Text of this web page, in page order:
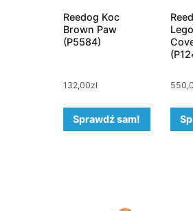
Reedog Koc
Brown Paw
(P5584)
132,00zł
Sprawdź sam!